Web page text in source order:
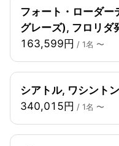
フォート・ローダー
グレーズ), フロリダ
163,599円 / 1名 〜
シアトル, ワシント
340,015円 / 1名 〜